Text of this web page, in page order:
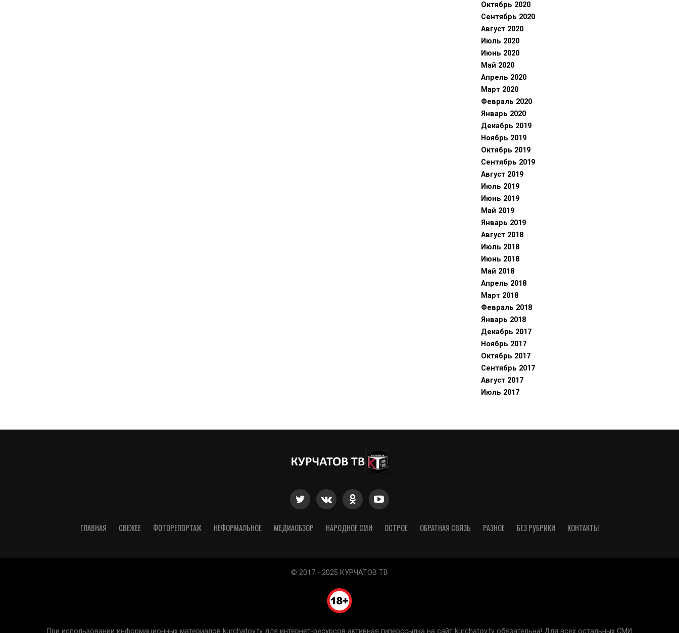
Октябрь 2020
Сентябрь 2020
Август 2020
Июль 2020
Июнь 2020
Май 2020
Апрель 2020
Март 2020
Февраль 2020
Январь 2020
Декабрь 2019
Ноябрь 2019
Октябрь 2019
Сентябрь 2019
Август 2019
Июль 2019
Июнь 2019
Май 2019
Январь 2019
Август 2018
Июль 2018
Июнь 2018
Май 2018
Апрель 2018
Март 2018
Февраль 2018
Январь 2018
Декабрь 2017
Ноябрь 2017
Октябрь 2017
Сентябрь 2017
Август 2017
Июль 2017
ГЛАВНАЯ СВЕЖЕЕ ФОТОРЕПОРТАЖ НЕФОРМАЛЬНОЕ МЕДИАОБЗОР НАРОДНОЕ СМИ ОСТРОЕ ОБРАТНАЯ СВЯЗЬ РАЗНОЕ БЕЗ РУБРИКИ КОНТАКТЫ
© 2017 - 2025 КУРЧАТОВ ТВ
При использовании информационных материалов kurchatov.tv для интернет-ресурсов активная гиперссылка на сайт kurchatov.tv обязательна! Для всех остальных СМИ